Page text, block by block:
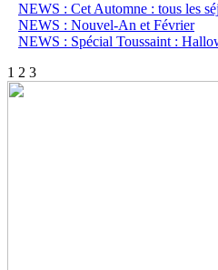
NEWS : Cet Automne : tous les
NEWS : Nouvel-An et Février
NEWS : Spécial Toussaint :
1 2 3